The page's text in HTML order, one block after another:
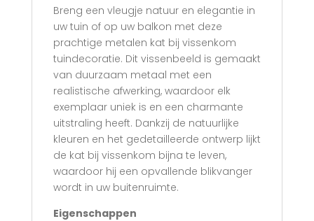
Breng een vleugje natuur en elegantie in
uw tuin of op uw balkon met deze
prachtige metalen kat bij vissenkom
tuindecoratie. Dit vissenbeeld is gemaakt
van duurzaam metaal met een
realistische afwerking, waardoor elk
exemplaar uniek is en een charmante
uitstraling heeft. Dankzij de natuurlijke
kleuren en het gedetailleerde ontwerp lijkt
de kat bij vissenkom bijna te leven,
waardoor hij een opvallende blikvanger
wordt in uw buitenruimte.
Eigenschappen